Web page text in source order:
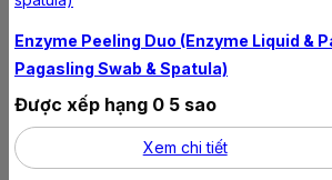
Enzyme Peeling Duo (enzyme Liquid &
Pagasling Swab & Spatula)
Được xếp hạng 0 5 sao
Xem chi tiết